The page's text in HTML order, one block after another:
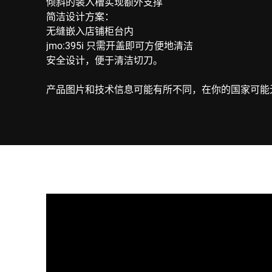
简洁设计方案：
无缝嵌入店铺柜台内
jmo:395i 只需开盖即可方便地清洁
安全设计，便于清洁切刀。
产品图片和技术信息可能有所不同，在你的国家可能